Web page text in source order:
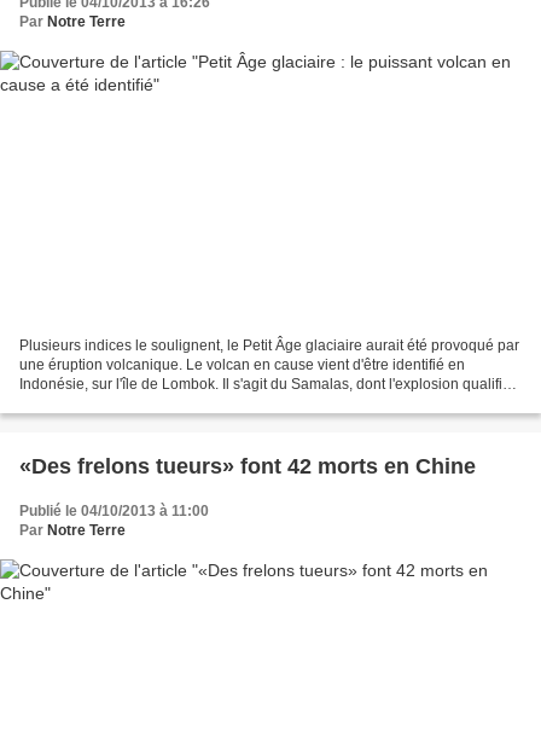
Par Notre Terre
Plusieurs indices le soulignent, le Petit Âge glaciaire aurait été provoqué par
une éruption volcanique. Le volcan en cause vient d'être identifié en
Indonésie, sur l'île de Lombok. Il s'agit du Samalas, dont l'explosion qualifiée
«Des frelons tueurs» font 42 morts en Chine
Publié le 04/10/2013 à 11:00
Par Notre Terre